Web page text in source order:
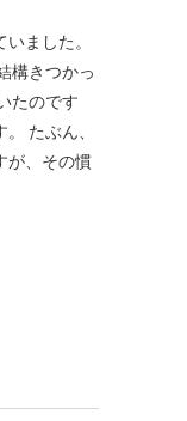
構きつかっ
たのです
たぶん、
が、その慣